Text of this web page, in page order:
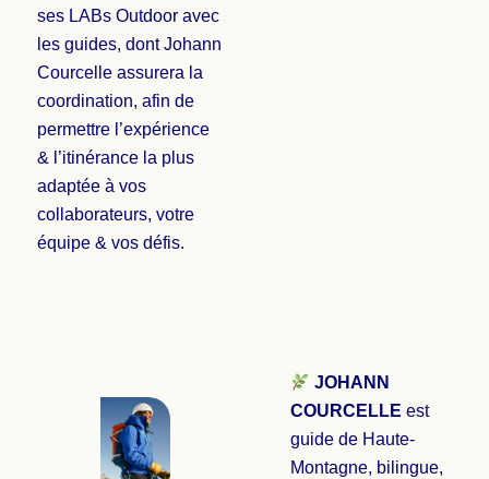
ses LABs Outdoor avec
les guides, dont Johann
Courcelle assurera la
coordination, afin de
permettre l’expérience
& l’itinérance la plus
adaptée à vos
collaborateurs, votre
équipe & vos défis.
JOHANN
COURCELLE est
guide de Haute-
Montagne, bilingue,